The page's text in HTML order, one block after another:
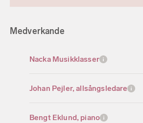
Medverkande
Nacka Musikklasser
Johan Pejler, allsångsledare
Bengt Eklund, piano